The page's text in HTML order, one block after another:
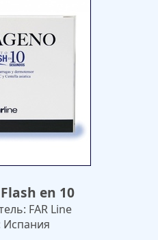
en 10
FAR Line
Испания